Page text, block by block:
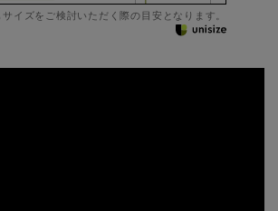
イズをご検討いただく際の目安となります。